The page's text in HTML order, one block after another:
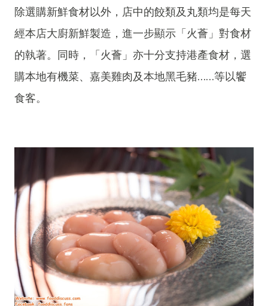
除選購新鮮食材以外，店中的餃類及丸類均是每天
經本店大廚新鮮製造，進一步顯示「火薈」對食材
的執著。同時，「火薈」亦十分支持港產食材，選
購本地有機菜、嘉美雞肉及本地黑毛豬……等以饗
食客。